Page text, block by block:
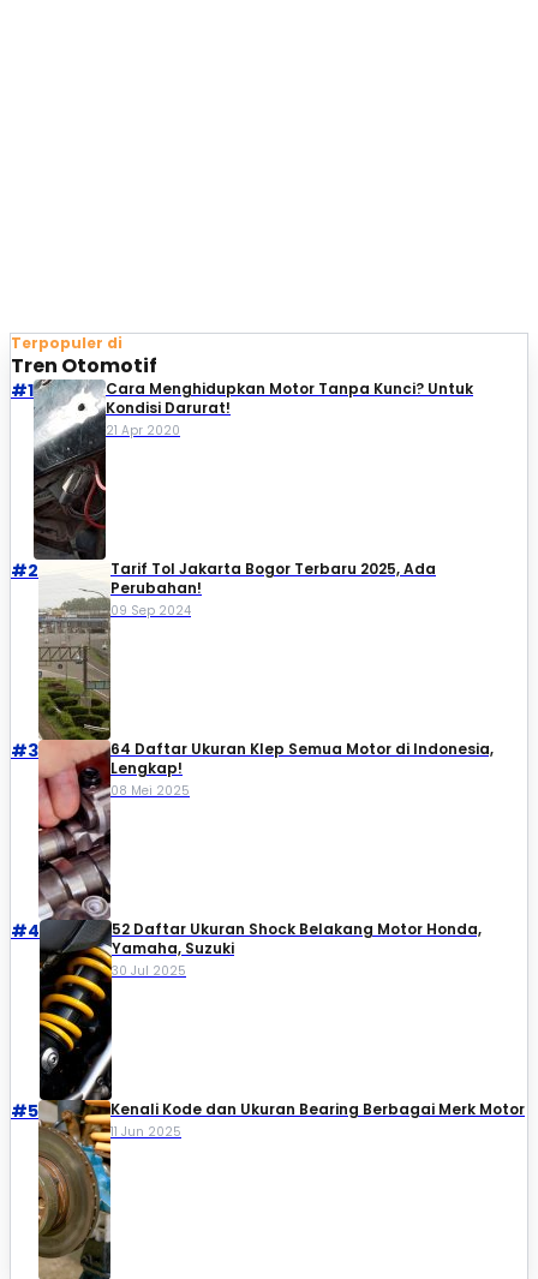
Terpopuler di
Tren Otomotif
#1
Cara Menghidupkan Motor Tanpa Kunci? Untuk
Kondisi Darurat!
21 Apr 2020
#2
Tarif Tol Jakarta Bogor Terbaru 2025, Ada
Perubahan!
09 Sep 2024
#3
64 Daftar Ukuran Klep Semua Motor di Indonesia,
Lengkap!
08 Mei 2025
#4
52 Daftar Ukuran Shock Belakang Motor Honda,
Yamaha, Suzuki​
30 Jul 2025
#5 Kenali Kode dan Ukuran Bearing Berbagai Merk Motor
11 Jun 2025